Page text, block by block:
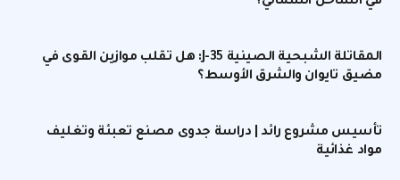
المقاتلة الشبحية الصينية J-35: هل تقلب موازين القوى في
مضيق تايوان والشرق الأوسط؟
تأسيس مشروع رائد | دراسة جدوى مصنع تعبئة وتغليف
مواد غذائية